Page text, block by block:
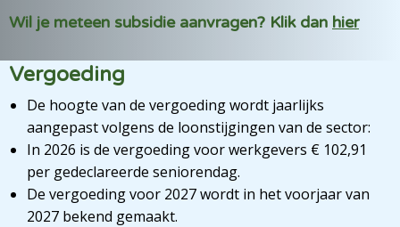
Wil je meteen subsidie aanvragen? Klik dan hier
Vergoeding
De hoogte van de vergoeding wordt jaarlijks
aangepast volgens de loonstijgingen van de sector:
In 2026 is de vergoeding voor werkgevers € 102,91
per gedeclareerde seniorendag.
De vergoeding voor 2027 wordt in het voorjaar van
2027 bekend gemaakt.